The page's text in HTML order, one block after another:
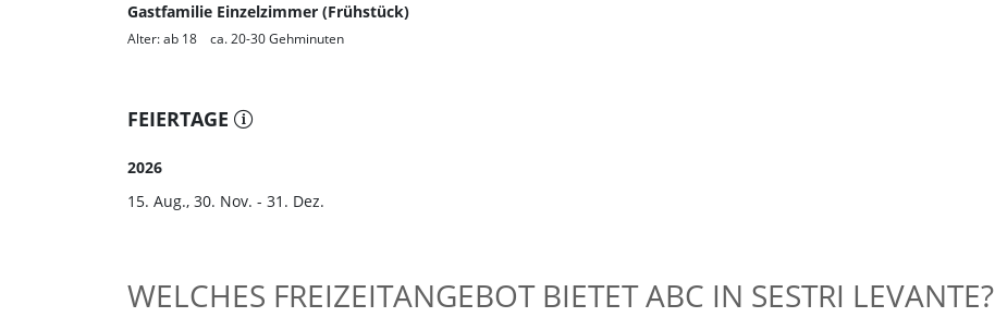
Gastfamilie Einzelzimmer (Frühstück)
Alter: ab 18 ca. 20-30 Gehminuten
FEIERTAGE
2026
15. Aug., 30. Nov. - 31. Dez.
WELCHES FREIZEITANGEBOT BIETET ABC IN SESTRI LEVANTE?